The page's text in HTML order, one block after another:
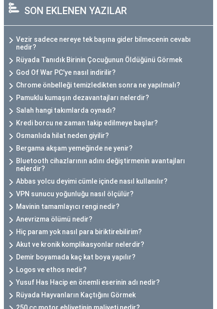
SON EKLENEN YAZILAR
Vezir sadece nereye tek başına gider bilmecenin cevabı
nedir?
Rüyada Tanıdık Birinin Çocuğunun Öldüğünü Görmek
God Of War PC'ye nasıl indirilir?
Chrome önbelleği temizledikten sonra ne yapılmalı?
Pamuklu kumaşın dezavantajları nelerdir?
Salah hangi takımlarda oynadı?
Kredi borcu ne zaman takip edilmeye başlar?
Osmanlıda hilat neden giyilir?
Bergama akşam yemeğinde ne yenir?
Bluetooth cihazlarının adını değiştirmenin avantajları
nelerdir?
Abbas yolcu deyimi cümle içinde nasıl kullanılır?
VPN sunucu yoğunluğu nasıl ölçülür?
Mavinin tamamlayıcı rengi nedir?
Anevrizma ölümü nedir?
Hiç param yok nasıl para biriktirebilirim?
Akut ve kronik komplikasyonlar nelerdir?
Demir boyamada kaç kat boya yapılır?
Logos ve ethos nedir?
Yusuf Has Hacip en önemli eserinin adı nedir?
Rüyada Hayvanların Kaçtığını Görmek